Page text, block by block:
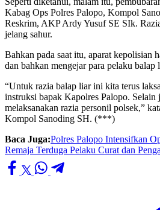
Kabag Ops Polres Palopo, Kompol
Reskrim, AKP Ardy Yusuf SE SIk.
jelang sahur.
Bahkan pada saat itu, aparat kepolisian
dan bahkan mengejar para pelaku balap
“Untuk razia balap liar ini kita terus
instruksi bapak Kapolres Palopo. Selain
melaksanakan razia personil polsek,”
Kompol Sanoding SH. (***)
Baca Juga:Polres Palopo Intensifkan
Remaja Terduga Pelaku Curat dan